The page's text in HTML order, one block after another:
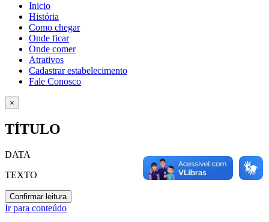
Inicio
História
Como chegar
Onde ficar
Onde comer
Atrativos
Cadastrar estabelecimento
Fale Conosco
×
TÍTULO
DATA
TEXTO
Confirmar leitura
Ir para conteúdo